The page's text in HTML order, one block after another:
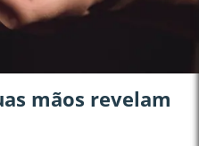
mãos revelam